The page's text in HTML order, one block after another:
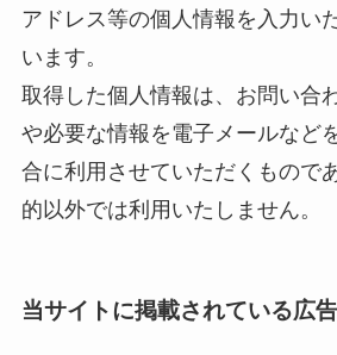
アドレス等の個人情報を入力い
います。
取得した個人情報は、お問い合
や必要な情報を電子メールなど
合に利用させていただくもので
的以外では利用いたしません。
当サイトに掲載されている広